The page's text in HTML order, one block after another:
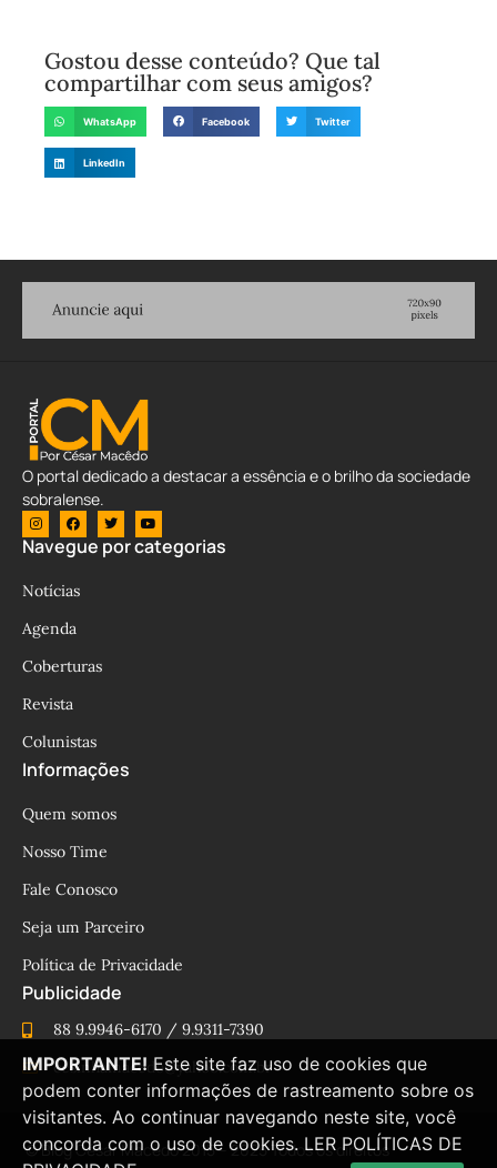
Gostou desse conteúdo? Que tal
compartilhar com seus amigos?
WhatsApp Facebook Twitter
LinkedIn
O portal dedicado a destacar a essência e o brilho da sociedade
sobralense.
Navegue por categorias
Notícias
Agenda
Coberturas
Revista
Colunistas
Informações
Quem somos
Nosso Time
Fale Conosco
Seja um Parceiro
Política de Privacidade
Publicidade
88 9.9946-6170 / 9.9311-7390
cesinhamacedo@yahoo.com.br
© Blog César Macêdo 2015 – 2025 Todos os direitos
IMPORTANTE! Este site faz uso de cookies que
podem conter informações de rastreamento sobre os
visitantes. Ao continuar navegando neste site, você
concorda com o uso de cookies. LER POLÍTICAS DE